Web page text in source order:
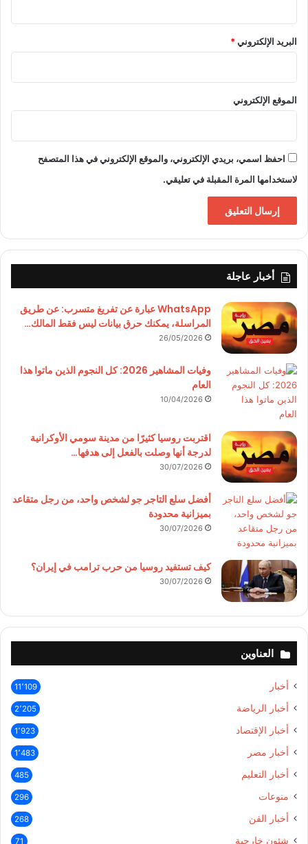
البريد الإلكتروني*
الموقع الإلكتروني
احفظ اسمي، بريدي الإلكتروني، والموقع الإلكتروني في هذا المتصفح
لاستخدامها المرة المقبلة في تعليقي.
أخبار عاجلة
WhatsApp عبارة عن تفريغ متسرب: عن طريق
المراسلة، يمكنك حرق بيانات ليس فقط المالك…
26/05/2026
وفيات المشاهير 2026: كل النجوم الذين ماتوا هذا
العام
10/04/2026
اقتربت روسيا كثيرًا من مدينة سومي الأوكرانية
لدرجة أنها وصلت بالفعل إلى هدفها…
30/07/2026
أفضل سلع التاجر جو لشخص واحد، من رجل متقاعد
بميزانية محدودة
30/07/2026
كيف تستفيد روسيا من حرب ترامب في إيران؟
30/07/2026
العناوين
أخبار 11٬109
أخبار الرياضة 2٬205
أخبار الإقتصاد 1٬923
أخبار مصر 1٬483
أخبار التعليم 485
منوعات 296
أخبار الفن 268
شئون خارجية 71